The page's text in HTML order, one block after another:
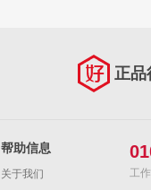
正品
帮助信息
关于我们
工